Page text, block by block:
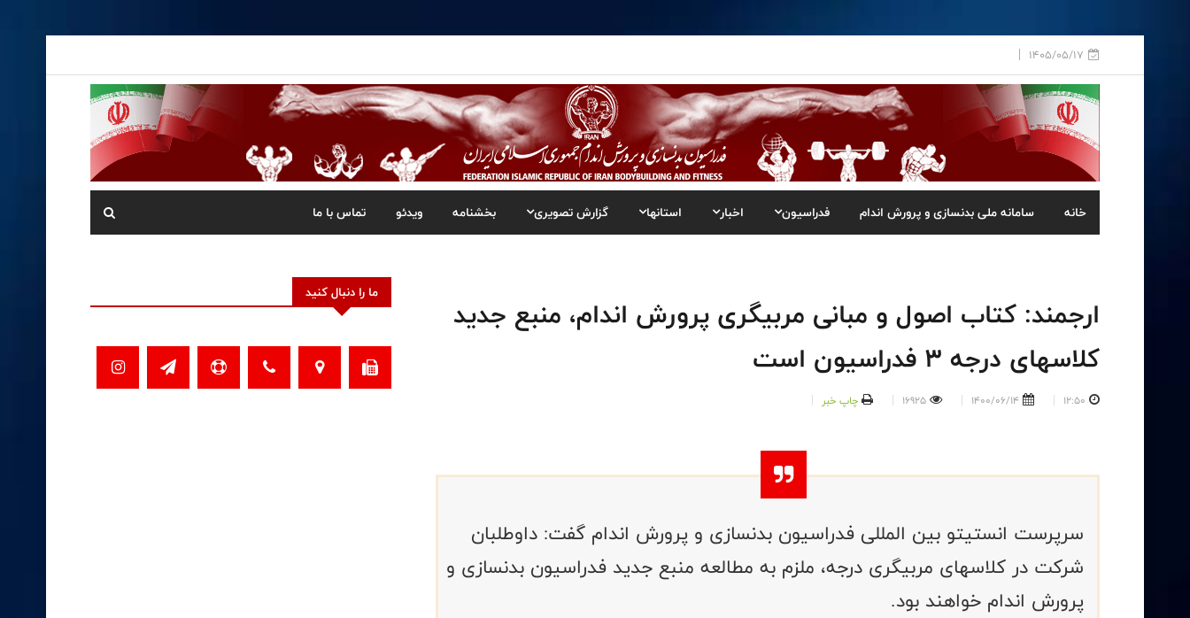
1405/05/17
خانه سامانه ملی بدنسازی و پرورش اندام فدراسیون اخبار استانها گزارش تصویری بخشنامه ویدئو تماس با ما
ارجمند: کتاب اصول و مبانی مربیگری پرورش اندام، منبع جدید
کلاسهای درجه 3 فدراسیون است
12:50
1400/06/14
16925 چاپ خبر
سرپرست انستیتو بین المللی فدراسیون بدنسازی و پرورش اندام گفت: داوطلبان
شرکت در کلاسهای مربیگری درجه، ملزم به مطالعه منبع جدید فدراسیون بدنسازی و
پرورش اندام خواهند بود.
ما را دنبال کنید